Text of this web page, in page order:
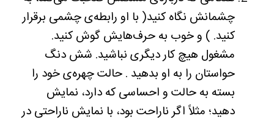
چشمانش نگاه کنید( با او رابطه‌ی چشمی برقرار
کنید. ) و خوب به حرف‌هایش گوش کنید.
مشغول هیچ کار دیگری نباشید. شش دنگ
حواستان را به او بدهید . حالت چهره‌ی خود را
بسته به حالت و احساسی که دارد، نمایش
دهید؛ مثلاً اگر ناراحت بود، با نمایش ناراحتی در